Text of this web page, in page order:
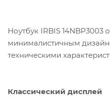
Ноутбук IRBIS 14NBP3003
минималистичным
техническими
Классический дисплей